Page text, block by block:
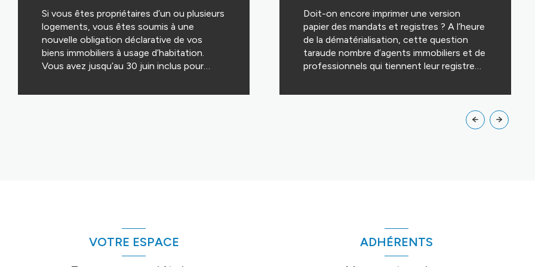
immobiliers
Si vous êtes propriétaires d’un ou plusieurs
logements, vous êtes soumis à une
nouvelle obligation déclarative de vos
biens immobiliers à usage d’habitation.
Vous avez jusqu’au 30 juin inclus pour
amende d’un montant de 150 euros pourra
notamment : - Les propriétaires indivis -
Les usufruitiers - Les sociétés civiles
Doit-on encore imprimer une version
papier des mandats et registres ? A l’heure
de la dématérialisation, cette question
taraude nombre d’agents immobiliers et de
professionnels qui tiennent leur registre
mandats et autres actes grâce à la
VOTRE ESPACE ADHÉRENTS